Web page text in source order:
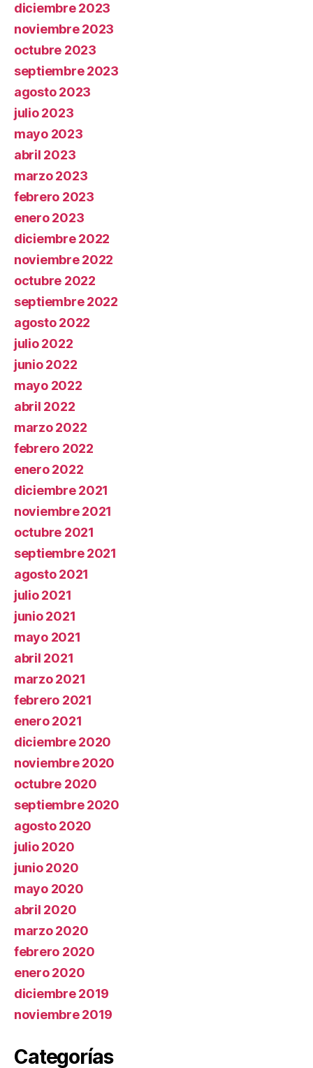
diciembre 2023
noviembre 2023
octubre 2023
septiembre 2023
agosto 2023
julio 2023
mayo 2023
abril 2023
marzo 2023
febrero 2023
enero 2023
diciembre 2022
noviembre 2022
octubre 2022
septiembre 2022
agosto 2022
julio 2022
junio 2022
mayo 2022
abril 2022
marzo 2022
febrero 2022
enero 2022
diciembre 2021
noviembre 2021
octubre 2021
septiembre 2021
agosto 2021
julio 2021
junio 2021
mayo 2021
abril 2021
marzo 2021
febrero 2021
enero 2021
diciembre 2020
noviembre 2020
octubre 2020
septiembre 2020
agosto 2020
julio 2020
junio 2020
mayo 2020
abril 2020
marzo 2020
febrero 2020
enero 2020
diciembre 2019
noviembre 2019
Categorías